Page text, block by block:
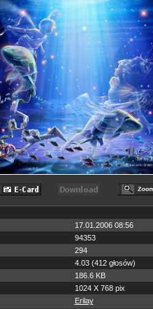
17.01.2006 08:56
94353
294
4.03 (412 głosów)
186.6 KB
1024 X 768 pix
Erilay